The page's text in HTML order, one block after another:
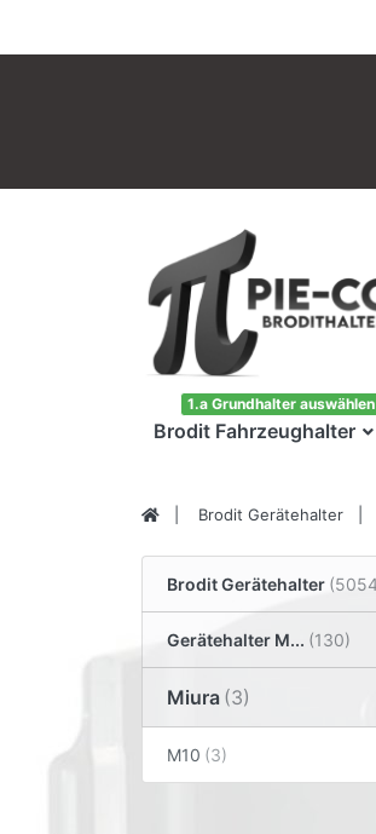
Brodit Fahrzeughalter
1.a Grundhalter auswählen
Brodit Gerätehalter
Brodit Gerätehalter
Gerätehalter M...
Miura
M10